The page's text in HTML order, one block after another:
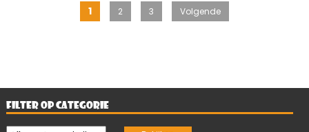
Berichten
1 2 3 Volgende
FILTER OP CATEGORIE